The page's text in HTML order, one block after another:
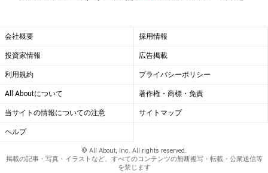
会社概要 採用情報
投資家情報 広告掲載
利用規約 プライバシーポリシー
All Aboutについて 著作権・商標・免責
当サイトの情報についての注意 サイトマップ
ヘルプ
© All About, Inc. All rights reserved.
掲載の記事・写真・イラストなど、すべてのコンテンツの無断複写・転載・公衆送信等
を禁じます